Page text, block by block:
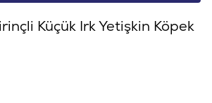
Küçük Irk Yetişkin Köpek